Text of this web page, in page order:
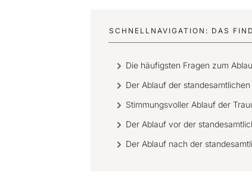
SCHNELLNAVIGATION: DAS
Die häufigsten Fragen zum
Der Ablauf der
Stimmungsvoller Ablauf der
Der Ablauf vor der
Der Ablauf nach der